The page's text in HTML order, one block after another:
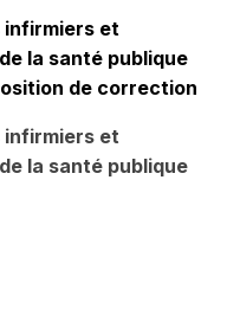
infirmiers et
la santé publique
de correction
infirmiers et
la santé publique